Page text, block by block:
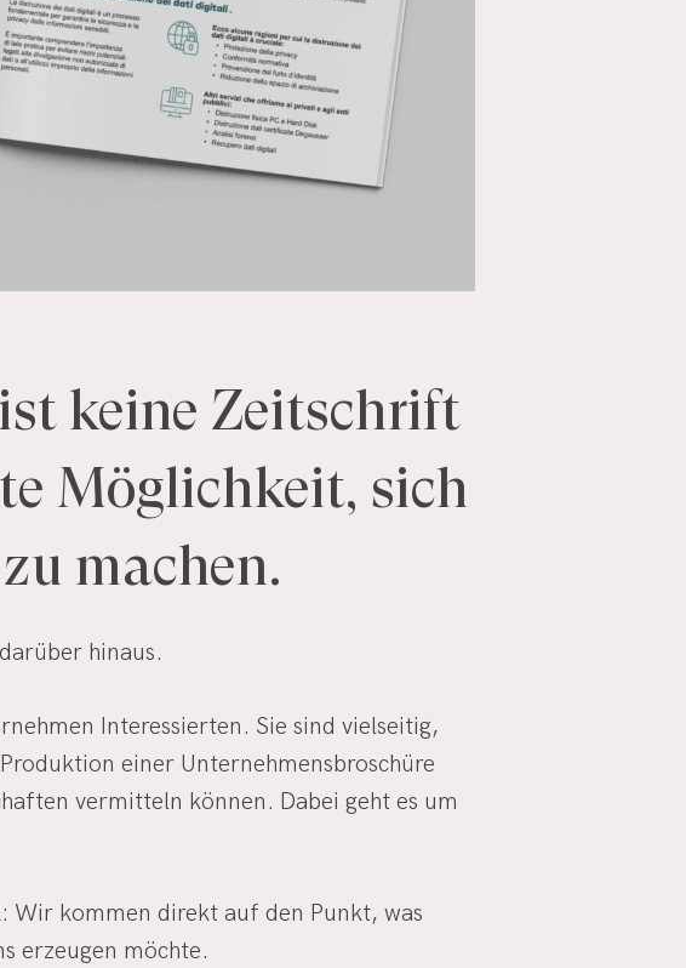
keine Zeitschrift
Möglichkeit, sich
zu machen.
hinaus.
Interessierten. Sie sind vielseitig,
einer Unternehmensbroschüre
vermitteln können. Dabei geht es um
Wir kommen direkt auf den Punkt, was
erzeugen möchte.